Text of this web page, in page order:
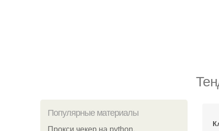
Популярные материалы
Прокси чекер на python.